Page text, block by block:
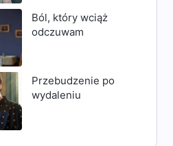
Ból, który wciąż
odczuwam
Przebudzenie po
wydaleniu